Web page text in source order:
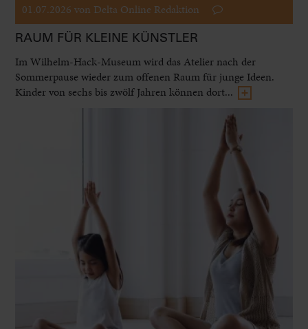
01.07.2026 von Delta Online Redaktion
RAUM FÜR KLEINE KÜNSTLER
Im Wilhelm-Hack-Museum wird das Atelier nach der
Sommerpause wieder zum offenen Raum für junge Ideen.
Kinder von sechs bis zwölf Jahren können dort...